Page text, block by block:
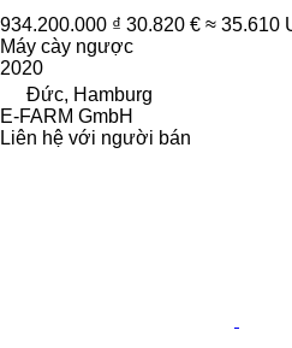
934.200.000 ₫ 30.820 € ≈ 35.610
Máy cày ngược
2020
Đức, Hamburg
E-FARM GmbH
Liên hệ với người bán